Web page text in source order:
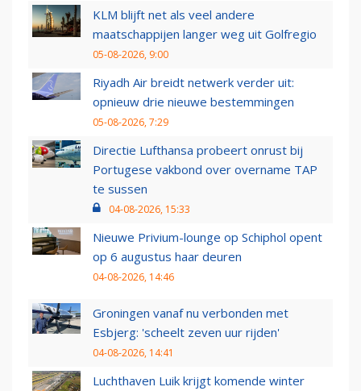
KLM blijft net als veel andere
maatschappijen langer weg uit Golfregio
05-08-2026, 9:00
Riyadh Air breidt netwerk verder uit:
opnieuw drie nieuwe bestemmingen
05-08-2026, 7:29
Directie Lufthansa probeert onrust bij
Portugese vakbond over overname TAP
te sussen
04-08-2026, 15:33
Nieuwe Privium-lounge op Schiphol opent
op 6 augustus haar deuren
04-08-2026, 14:46
Groningen vanaf nu verbonden met
Esbjerg: 'scheelt zeven uur rijden'
04-08-2026, 14:41
Luchthaven Luik krijgt komende winter